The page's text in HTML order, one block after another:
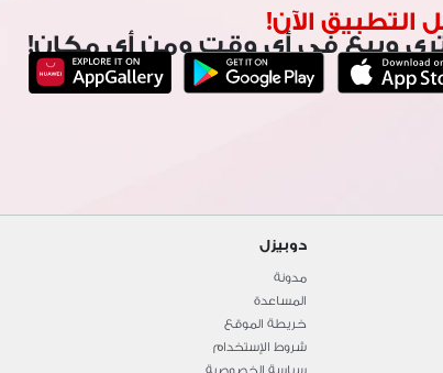
التطبيق الآن!
وبيع في أي وقت ومن أي مكان!
دوبيزل
مدونة
المساعدة
خريطة الموقع
شروط الإستخدام
سياسة الخصوصية